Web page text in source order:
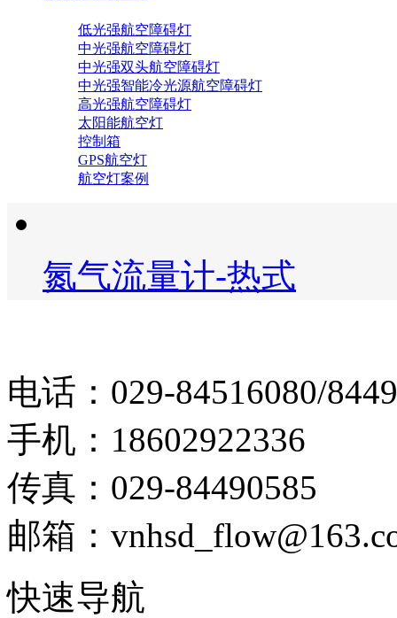
低光强航空障碍灯
中光强航空障碍灯
中光强双头航空障碍灯
中光强智能冷光源航空障碍灯
高光强航空障碍灯
太阳能航空灯
控制箱
GPS航空灯
航空灯案例
氮气流量计-热式
电话：029-84516080/
手机：18602922336
传真：029-84490585
邮箱：
快速导航